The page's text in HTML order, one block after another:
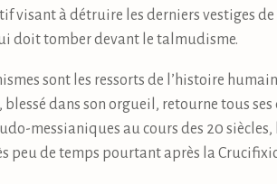
visant à détruire les derniers vestiges
doit tomber devant le talmudisme.
sont les ressorts de l’histoire
dans son orgueil, retourne tous ses
messianiques au cours des 20
peu de temps pourtant après la